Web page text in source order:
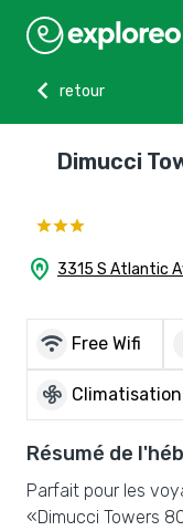
chevron_left
retour
Dimucci
home_pin 3315 S Atlantic
wifi Free Wifi
mode_fan Climatisation
Résumé de
Parfait pour les
«Dimucci Towers